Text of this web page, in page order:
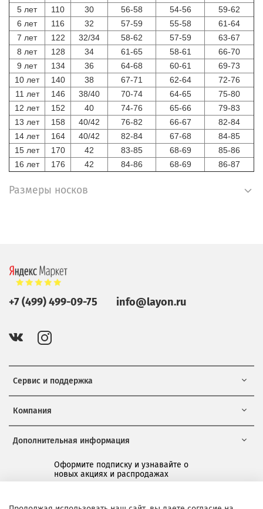
5 лет
110 30 56-58 54-56
59-62
6 лет
116 32 57-59 55-58
61-64
7 лет
122 32/34 58-62 57-59
63-67
8 лет
128 34 61-65 58-61
66-70
9 лет
134 36 64-68 60-61
69-73
10 лет
140 38 67-71 62-64
72-76
11 лет
146 38/40 70-74 64-65
75-80
12 лет
152 40 74-76 65-66
79-83
13 лет
158 40/42 76-82 66-67
82-84
14 лет
164 40/42 82-84 67-68
84-85
15 лет
170 42 83-85 68-69
85-86
16 лет
176 42 84-86 68-69 86-87
Размеры носков
Сервис и поддержка
Компания
Дополнительная информация
Оформите подписку и узнавайте о
новых акциях и распродажах
+7 (499) 499-09-75 info@layon.ru